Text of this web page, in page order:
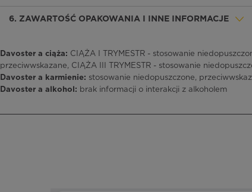
6. ZAWARTOŚĆ OPAKOWANIA I INNE INFORMACJE
Davoster a ciąża: CIĄŻA I TRYMESTR - stosowanie
przeciwwskazane, CIĄŻA III TRYMESTR - stosowanie
Davoster a karmienie: stosowanie niedopuszczone,
Davoster a alkohol: brak informacji o interakcji z alkoholem